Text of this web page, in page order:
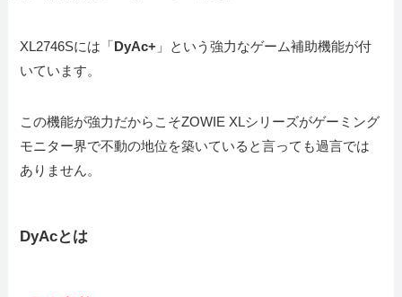
XL2746Sには「DyAc+ 」という強力なゲーム補助機能が付
いています。
この機能が強力だからこそZOWIE XLシリーズがゲーミング
モニター界で不動の地位を築いていると言っても過言では
ありません。
DyAcとは